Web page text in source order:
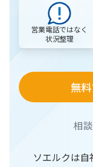
営業電話ではなく
状況整理
無
相
ソエルクは